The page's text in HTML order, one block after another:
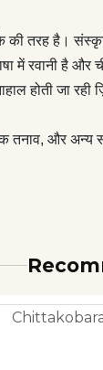
की तरह है।
में रवानी है
होती जा
तनाव, और अन्य